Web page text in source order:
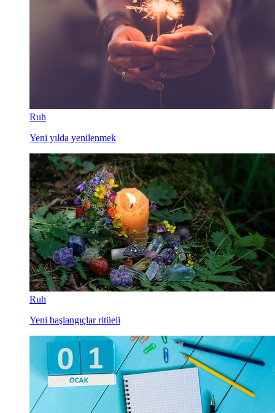
Ruh
Yeni yılda yenilenmek
Ruh
Yeni başlangıçlar ritüeli